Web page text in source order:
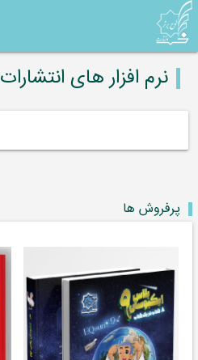
نرم افزار های انتشارات
پرفروش ها